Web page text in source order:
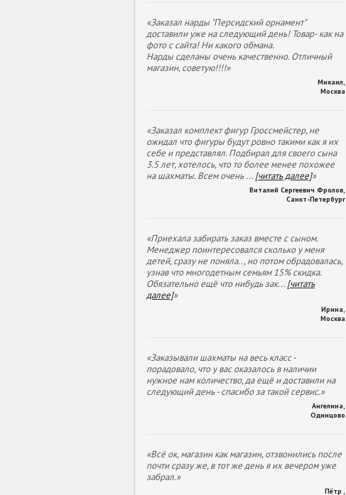
«Заказал нарды "Персидский орнамент"
доставили уже на следующий день! Товар- как на
фото с сайта! Ни какого обмана.
Нарды сделаны очень качественно. Отличный
магазин, советую!!!!»
Михаил
Москва
«Заказал комплект фигур Гроссмейстер, не
ожидал что фигуры будут ровно такими как я их
себе и представлял. Подбирал для своего сына
3.5 лет, хотелось, что то более менее похожее
на шахматы. Всем очень...[читать далее]»
Виталий Сергеевич Фролов
Санкт-Петербург
«Приехала забирать заказ вместе с сыном.
Менеджер поинтересовался сколько у меня
детей, сразу не поняла.., но потом обрадовалась,
узнав что многодетным семьям 15% скидка.
Обязательно ещё что нибудь зак...[читать
далее]»
Ирина
Москва
«Заказывали шахматы на весь класс -
порадовало, что у вас оказалось в наличии
нужное нам количество, да ещё и доставили на
следующий день - спасибо за такой сервис.»
Ангелина
Одинцово
«Всё ок, магазин как магазин, отзвонились после
почти сразу же, в тот же день я их вечером уже
забрал.»
Пётр